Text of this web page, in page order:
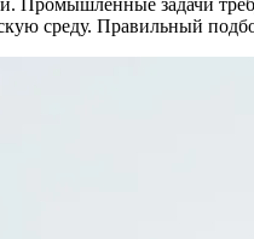
среду. Правильный